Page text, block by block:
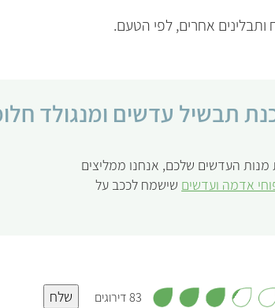
ותבלינים אחרים, לפי הטעם.
תבשיל עדשים ומנגולד
מנות העדשים שלכם, אנחנו ממליצים
אדמה ועדשים שישמח לככב על
83 דירוגים שלח